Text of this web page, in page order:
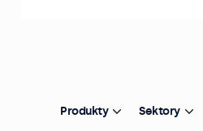
Produkty Sektory